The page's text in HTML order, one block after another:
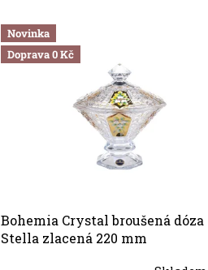
p
Nejlevnější
Nejdražší
Nejprodávanější
V
ý
p
Novinka
Doprava 0 Kč
Bohemia Crystal broušená dóza
Stella zlacená 220 mm